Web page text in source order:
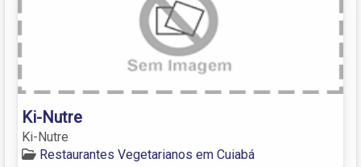
Ki-Nutre
Ki-Nutre
Restaurantes Vegetarianos em Cuiabá